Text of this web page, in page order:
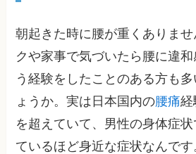
朝起きた時に腰が重くありま
クや家事で気づいたら腰に違
う経験をしたことのある方も
ょうか。実は日本国内の腰痛経
を超えていて、男性の身体症
ているほど身近な症状なんです